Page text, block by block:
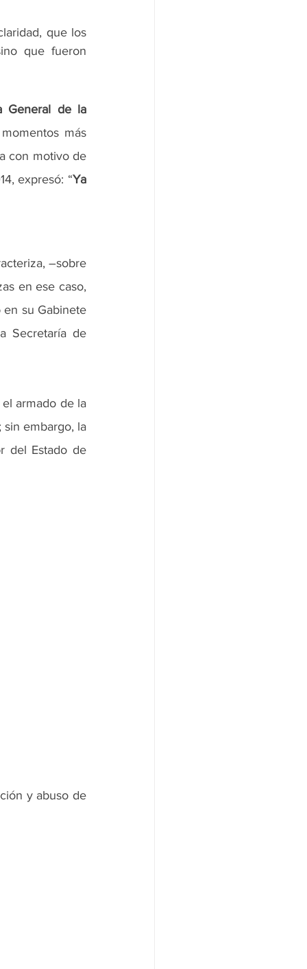
que los
que fueron
General de la
más
con motivo de
expresó: “Ya
–sobre
en ese caso,
su Gabinete
Secretaría de
armado de la
sin embargo, la
del Estado de
y abuso de